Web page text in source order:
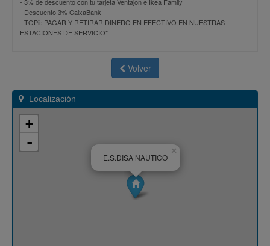
- Descuento 3% CaixaBank
- TOPii: PAGAR Y RETIRAR DINERO EN EFECTIVO EN NUESTRAS
ESTACIONES DE SERVICIO*
Volver
Localización
×
E.S.DISA NAUTICO
+
-